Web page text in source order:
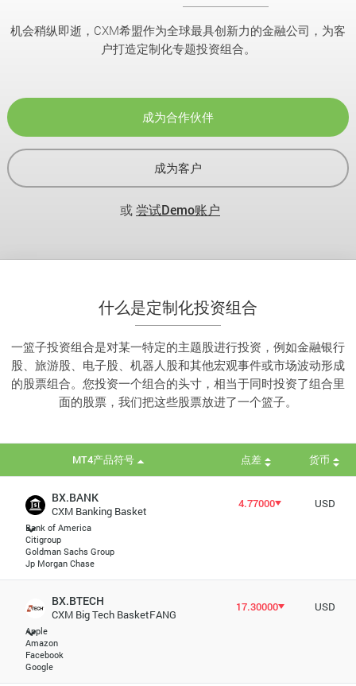
机会稍纵即逝，CXM希盟作为全球最具创新力的金融公司，为客
户打造定制化专题投资组合。
成为合作伙伴
成为客户
或尝试Demo账户
什么是定制化投资组合
一篮子投资组合是对某一特定的主题股进行投资，例如金融银行
股、旅游股、电子股、机器人股和其他宏观事件或市场波动形成
的股票组合。您投资一个组合的头寸，相当于同时投资了组合里
面的股票，我们把这些股票放进了一个篮子。
MT4产品符号 点差 货币
BX.BANK
CXM Banking Basket
Bank of America
Citigroup
Goldman Sachs Group
Jp Morgan Chase
4.77000 USD
BX.BTECH
CXM Big Tech BasketFANG
Apple
Amazon
Facebook
Google
17.30000 USD